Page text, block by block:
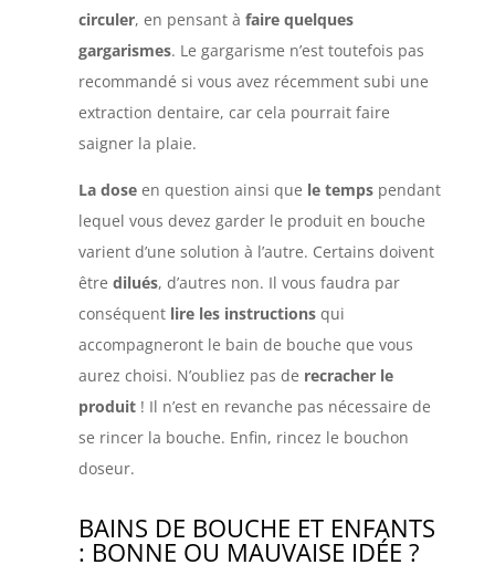
circuler, en pensant à faire quelques
gargarismes. Le gargarisme n’est toutefois pas
recommandé si vous avez récemment subi une
extraction dentaire, car cela pourrait faire
saigner la plaie.
La doseen question ainsi que le tempspendant
lequel vous devez garder le produit en bouche
varient d’une solution à l’autre. Certains doivent
être dilués, d’autres non. Il vous faudra par
conséquent lire les instructionsqui
accompagneront le bain de bouche que vous
aurez choisi. N’oubliez pas de recracher le
produit! Il n’est en revanche pas nécessaire de
se rincer la bouche. Enfin, rincez le bouchon
doseur.
BAINS DE BOUCHE ET ENFANTS
: BONNE OU MAUVAISE IDÉE ?